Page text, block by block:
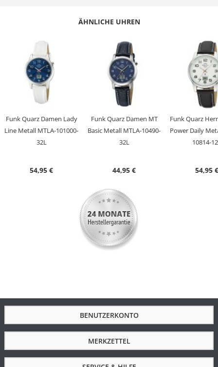
Batterie/ Akku Typ
Zeitsignal
Uhrwerk
W361, Empfang des Signals DCF 77
(Mainflingen, DE)
Genauigkeit
+/- 1 Sekunde/1 Mio. Jahre
Anzeige
Analog-Digital
Zeitumstellung von Sommer- und
Stunde/Minute/Sekunde
3 Bar
Mineralglas
Metall
Schließe
Sicherheitsschließe
Zifferblattfarbe
Weiß
76.0000
Durchmesser in
40.5
ÄHNLICHE UHREN
Funk Quarz Damen Lady
Line Metall MTLA-101000-
32L
54,95 €
Funk Quarz Damen MT
Basic Metall MTLA-10490-
32L
44,95 €
Funk Quarz
Power Daily
10814-
54,95 €
BENUTZERKONTO
MERKZETTEL